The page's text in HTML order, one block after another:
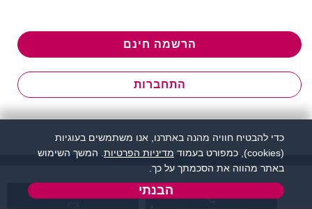
הרשמה חינם
התחברות
כדי להבטיח חוויה מהנה באתרנו, אנו משתמשים בעוגיות
(cookies), כמפורט בעמוד
מדיניות הפרטיות . המשך השימוש
באתר מהווה את הסכמתך על כך.
הבנתי